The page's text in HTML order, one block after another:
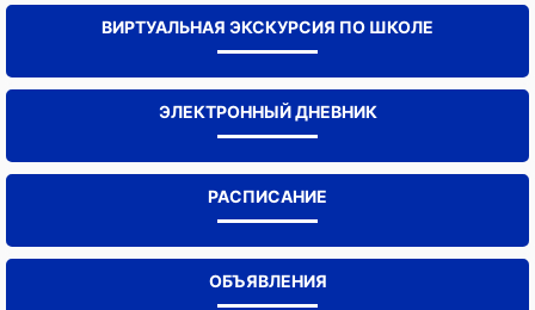
ВИРТУАЛЬНАЯ ЭКСКУРСИЯ ПО ШКОЛЕ
ЭЛЕКТРОННЫЙ ДНЕВНИК
РАСПИСАНИЕ
ОБЪЯВЛЕНИЯ